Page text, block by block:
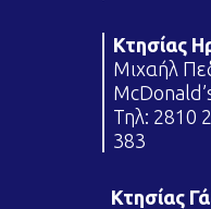
Κτησίας
Μιχαήλ
Τηλ: 2810
383
Κτησίας